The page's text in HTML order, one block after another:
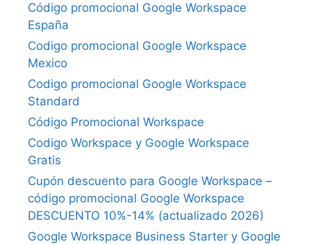
Código promocional Google Workspace
España
Codigo promocional Google Workspace
Mexico
Codigo promocional Google Workspace
Standard
Código Promocional Workspace
Codigo Workspace y Google Workspace
Gratis
Cupón descuento para Google Workspace –
código promocional Google Workspace
DESCUENTO 10%-14% (actualizado 2026)
Google Workspace Business Starter y Google